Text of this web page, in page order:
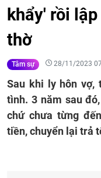
khẩy' rồi
thờ
Tâm sự 28/11/2023
Sau khi ly hôn vợ,
tình. 3 năm sau
chứ chưa từng
tiền, chuyển lại trả